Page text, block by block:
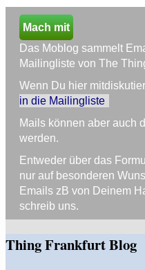
Mach mit
Das Moblog sammelt
Mailingliste von The
Wenn Du hier
in die Mailingliste
Mails können aber auch
werden.
Entweder über das
nur auf besonderen
Emails zB von Deinem
schreib uns.
Thing Frankfurt Blog